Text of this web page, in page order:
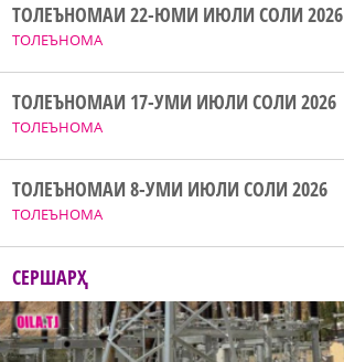
ТОЛЕЪНОМА
ТОЛЕЪНОМАИ 22-ЮМИ ИЮЛИ СОЛИ 2026
ТОЛЕЪНОМА
ТОЛЕЪНОМАИ 17-УМИ ИЮЛИ СОЛИ 2026
ТОЛЕЪНОМА
ТОЛЕЪНОМАИ 8-УМИ ИЮЛИ СОЛИ 2026
СЕРШАРҲ